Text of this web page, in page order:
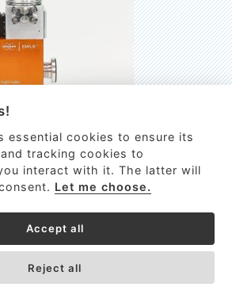
(NEMS) FTIR analyzátor
essential cookies to ensure its
tracking cookies to
interact with it. The latter will
Let me choose.
Accept all
Reject all